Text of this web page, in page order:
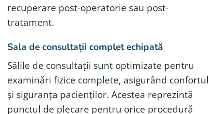
recuperare post-operatorie sau post-
tratament.
Sala de consultații complet echipată
Sălile de consultații sunt optimizate pentru
examinări fizice complete, asigurând confortul
și siguranța pacienților. Acestea reprezintă
punctul de plecare pentru orice procedură